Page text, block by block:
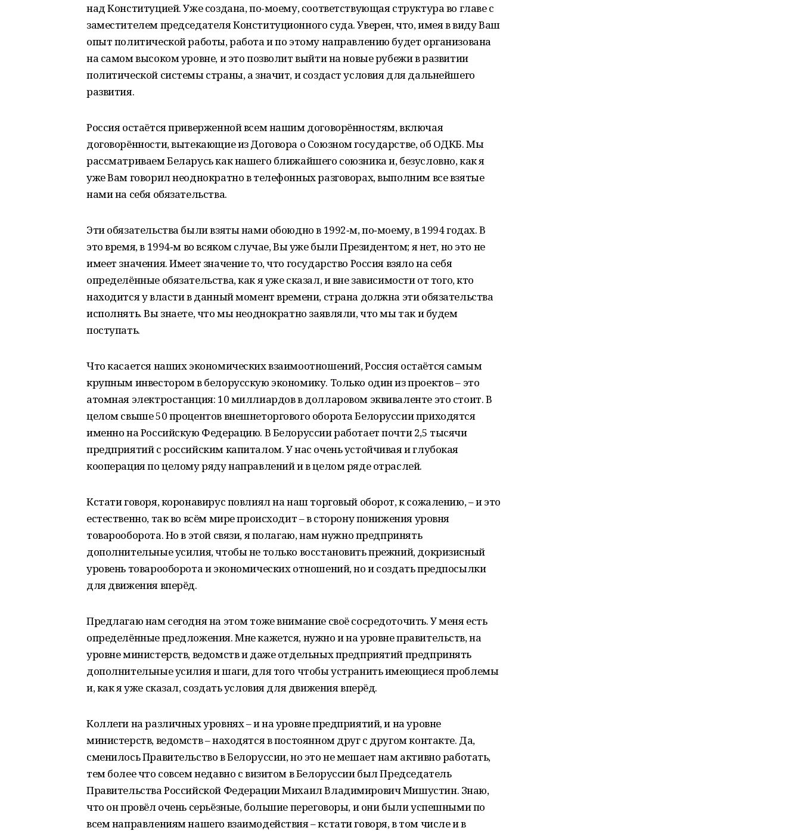
над Конституцией. Уже создана, по-моему, соответствующая структура во главе с
заместителем председателя Конституционного суда. Уверен, что, имея в виду Ваш
опыт политической работы, работа и по этому направлению будет организована
на самом высоком уровне, и это позволит выйти на новые рубежи в развитии
политической системы страны, а значит, и создаст условия для дальнейшего
развития.
Россия остаётся приверженной всем нашим договорённостям, включая
договорённости, вытекающие из Договора о Союзном государстве, об ОДКБ. Мы
рассматриваем Беларусь как нашего ближайшего союзника и, безусловно, как я
уже Вам говорил неоднократно в телефонных разговорах, выполним все взятые
нами на себя обязательства.
Эти обязательства были взяты нами обоюдно в 1992‑м, по‑моему, в 1994 годах. В
это время, в 1994‑м во всяком случае, Вы уже были Президентом; я нет, но это не
имеет значения. Имеет значение то, что государство Россия взяло на себя
определённые обязательства, как я уже сказал, и вне зависимости от того, кто
находится у власти в данный момент времени, страна должна эти обязательства
исполнять. Вы знаете, что мы неоднократно заявляли, что мы так и будем
поступать.
Что касается наших экономических взаимоотношений, Россия остаётся самым
крупным инвестором в белорусскую экономику. Только один из проектов – это
атомная электростанция: 10 миллиардов в долларовом эквиваленте это стоит. В
целом свыше 50 процентов внешнеторгового оборота Белоруссии приходятся
именно на Российскую Федерацию. В Белоруссии работает почти 2,5 тысячи
предприятий с российским капиталом. У нас очень устойчивая и глубокая
кооперация по целому ряду направлений и в целом ряде отраслей.
Кстати говоря, коронавирус повлиял на наш торговый оборот, к сожалению, – и это
естественно, так во всём мире происходит – в сторону понижения уровня
товарооборота. Но в этой связи, я полагаю, нам нужно предпринять
дополнительные усилия, чтобы не только восстановить прежний, докризисный
уровень товарооборота и экономических отношений, но и создать предпосылки
для движения вперёд.
Предлагаю нам сегодня на этом тоже внимание своё сосредоточить. У меня есть
определённые предложения. Мне кажется, нужно и на уровне правительств, на
уровне министерств, ведомств и даже отдельных предприятий предпринять
дополнительные усилия и шаги, для того чтобы устранить имеющиеся проблемы
и, как я уже сказал, создать условия для движения вперёд.
Коллеги на различных уровнях – и на уровне предприятий, и на уровне
министерств, ведомств – находятся в постоянном друг с другом контакте. Да,
сменилось Правительство в Белоруссии, но это не мешает нам активно работать,
тем более что совсем недавно с визитом в Белоруссии был Председатель
Правительства Российской Федерации Михаил Владимирович Мишустин. Знаю,
что он провёл очень серьёзные, большие переговоры, и они были успешными по
всем направлениям нашего взаимодействия – кстати говоря, в том числе и в